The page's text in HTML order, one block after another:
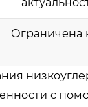
Ограничена
с